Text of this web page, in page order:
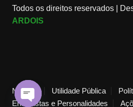
Todos os direitos reservados |
ARDOIS
Notícias Utilidade Pública
Entrevistas e Personalidades